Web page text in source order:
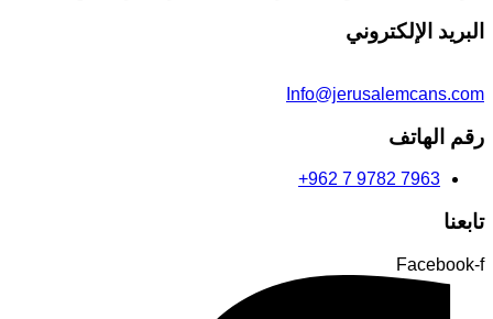
البريد الإلكتروني
Info@jerusalemcans.com
رقم الهاتف
+962 7 9782 7963
تابعنا
Facebook-f